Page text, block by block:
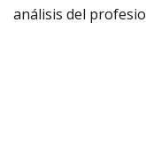
análisis del